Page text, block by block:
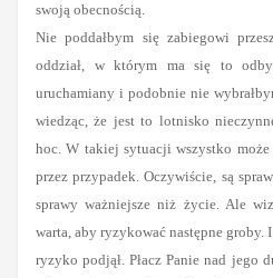
swoją obecnością.
Nie poddałbym się zabiegowi
oddział, w którym ma się to
uruchamiany i podobnie nie
wiedząc, że jest to lotnisko
hoc. W takiej sytuacji wszystko
przez przypadek. Oczywiście, są
sprawy ważniejsze niż życie. Ale
warta, aby ryzykować następne groby.
ryzyko podjął. Płacz Panie nad jego